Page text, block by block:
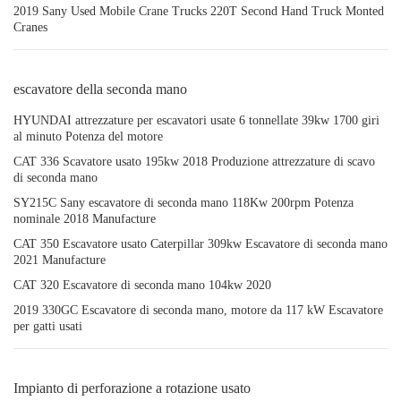
2019 Sany Used Mobile Crane Trucks 220T Second Hand Truck Monted
Cranes
escavatore della seconda mano
HYUNDAI attrezzature per escavatori usate 6 tonnellate 39kw 1700 giri
al minuto Potenza del motore
CAT 336 Scavatore usato 195kw 2018 Produzione attrezzature di scavo
di seconda mano
SY215C Sany escavatore di seconda mano 118Kw 200rpm Potenza
nominale 2018 Manufacture
CAT 350 Escavatore usato Caterpillar 309kw Escavatore di seconda mano
2021 Manufacture
CAT 320 Escavatore di seconda mano 104kw 2020
2019 330GC Escavatore di seconda mano, motore da 117 kW Escavatore
per gatti usati
Impianto di perforazione a rotazione usato